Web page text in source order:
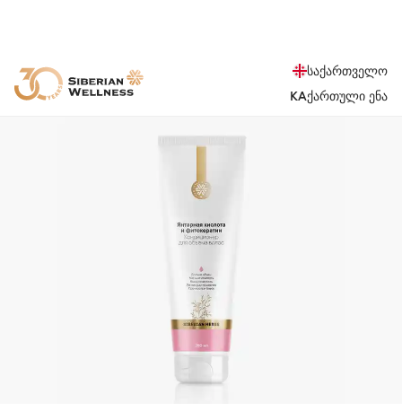
საქართველო
KAქართული ენა